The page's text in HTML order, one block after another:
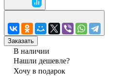
Заказать
В наличии
Нашли дешевле?
Хочу в подарок